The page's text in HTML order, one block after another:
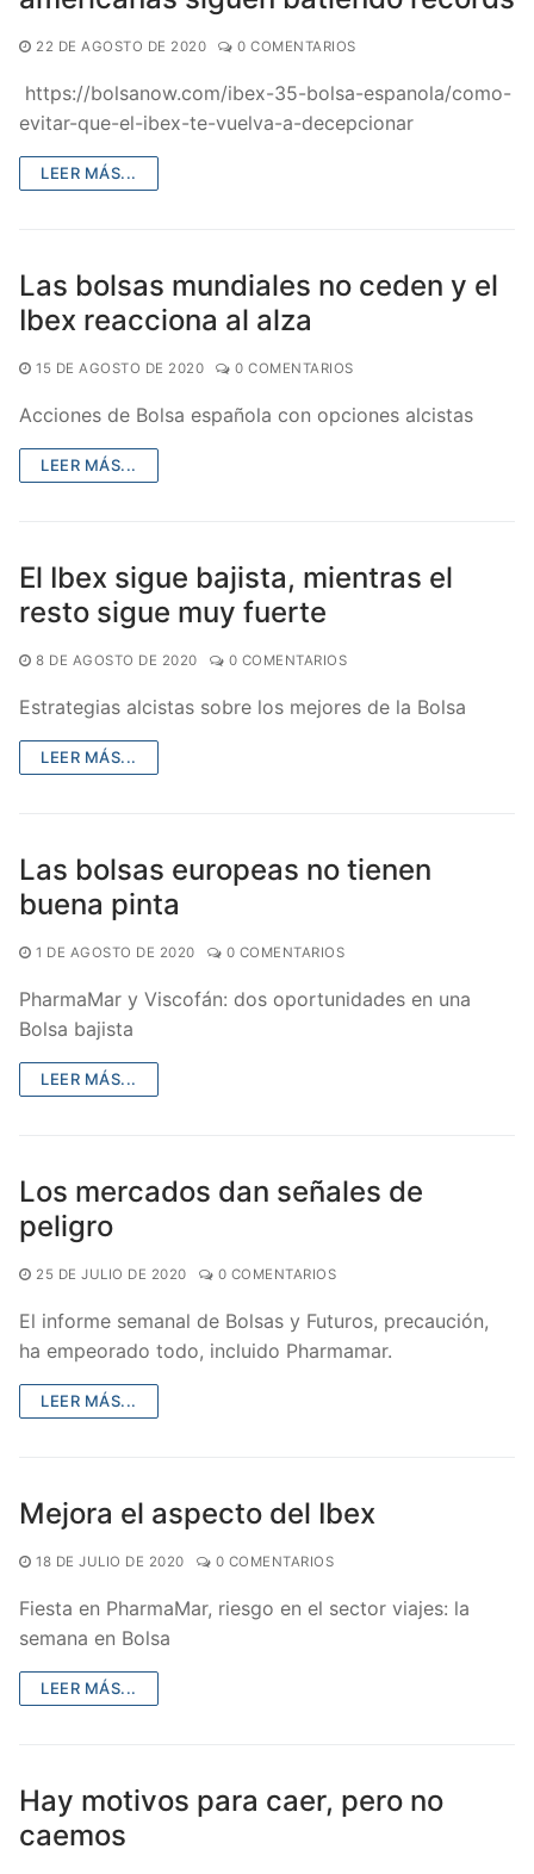
22 DE AGOSTO DE 2020 0 COMENTARIOS
https://bolsanow.com/ibex-35-bolsa-espanola/como-
evitar-que-el-ibex-te-vuelva-a-decepcionar
LEER MÁS...
Las bolsas mundiales no ceden y el
Ibex reacciona al alza
15 DE AGOSTO DE 2020 0 COMENTARIOS
Acciones de Bolsa española con opciones alcistas
LEER MÁS...
El Ibex sigue bajista, mientras el
resto sigue muy fuerte
8 DE AGOSTO DE 2020 0 COMENTARIOS
Estrategias alcistas sobre los mejores de la Bolsa
LEER MÁS...
Las bolsas europeas no tienen
buena pinta
1 DE AGOSTO DE 2020 0 COMENTARIOS
PharmaMar y Viscofán: dos oportunidades en una
Bolsa bajista
LEER MÁS...
Los mercados dan señales de
peligro
25 DE JULIO DE 2020 0 COMENTARIOS
El informe semanal de Bolsas y Futuros, precaución,
ha empeorado todo, incluido Pharmamar.
LEER MÁS...
Mejora el aspecto del Ibex
18 DE JULIO DE 2020 0 COMENTARIOS
Fiesta en PharmaMar, riesgo en el sector viajes: la
semana en Bolsa
LEER MÁS...
Hay motivos para caer, pero no
caemos